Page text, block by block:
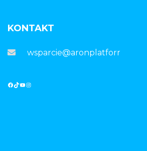
KONTAKT
wsparcie@aronplatforma.pl